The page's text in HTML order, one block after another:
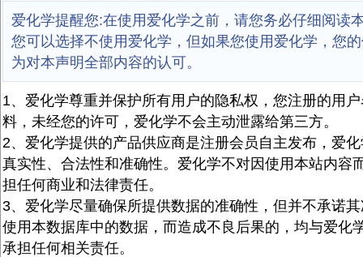
爱化学提醒您:在使用爱化学之前，请您务必仔细阅读
您可以选择不使用爱化学，但如果您使用爱化学，您
为对本声明全部内容的认可。
1、爱化学尊重并保护所有用户的隐私权，您注册的用
料，未经您的许可，爱化学不会主动泄露给第三方。
2、爱化学提供的产品供应商是注册会员自主发布，爱
真实性、合法性和准确性。爱化学不对因使用本站内容
担任何商业和法律责任。
3、爱化学尽量确保所提供数据的准确性，但并不承诺
使用本数据库中的数据，而造成不良后果的，均与爱化
承担任何相关责任。